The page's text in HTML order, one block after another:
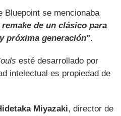
Bluepoint se mencionaba
remake de un clásico para
próxima generación".
esté desarrollado por
intelectual es propiedad de
Miyazaki, director de